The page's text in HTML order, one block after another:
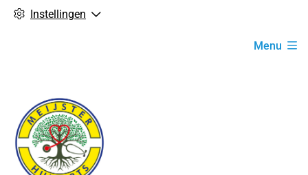
Instellingen
Menu